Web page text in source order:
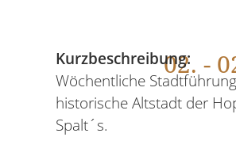
02. -
Kurzbeschreibung:
Wöchentliche
historische Altstadt der
Spalt´s.